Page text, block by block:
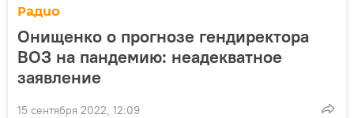
Радио
Онищенко о прогнозе гендиректора
ВОЗ на пандемию: неадекватное
заявление
15 сентября 2022, 12:09